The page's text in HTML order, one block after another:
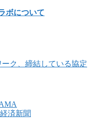
ボについて
ク、締結している協定
済新聞